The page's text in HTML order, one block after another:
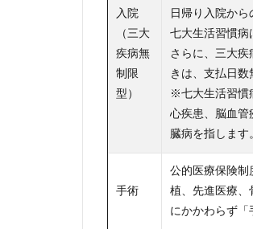
入院
（三大
疾病無
制限
型）
日帰り入院から
七大生活習慣病
さらに、三大疾
きは、支払日数
※七大生活習慣
心疾患、脳血管
臓病を指します
手術
公的医療保険制
植、先進医療、
にかかわらず「